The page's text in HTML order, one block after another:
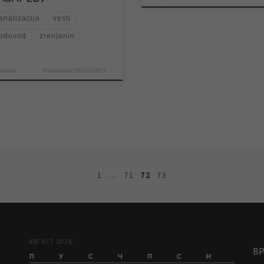
vesti
zrenjanin
admin Published 26/11/2015
1 … 71 72 73
АВГУСТ 2026.
П У С Ч П С Н